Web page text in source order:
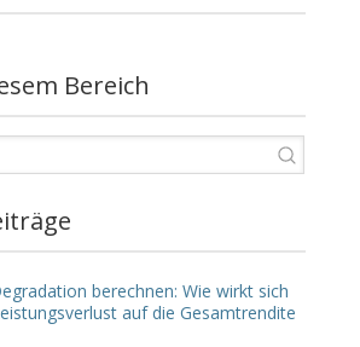
Bereich
berechnen: Wie wirkt sich
auf die Gesamtrendite